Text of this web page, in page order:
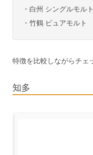
・白州 シングルモルト
・竹鶴 ピュアモルト
特徴を比較しながらチェ
知多